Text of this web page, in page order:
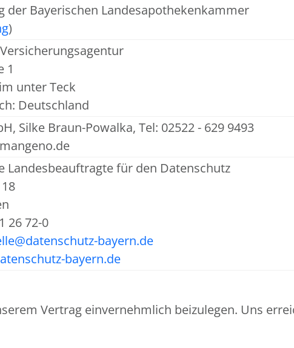
der Bayerischen Landesapothekenkammer
)
1
unter Teck
Deutschland
Silke Braun-Powalka, Tel: 02522 - 629 9493
Landesbeauftragte für den Datenschutz
26 72-0
bayern.de
bayern.de
Vertrag einvernehmlich beizulegen. Uns